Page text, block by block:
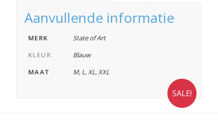
SALE!
Aanvullende informatie
MERK
State of Art
KLEUR
Blauw
MAAT
M, L,XL,XXL